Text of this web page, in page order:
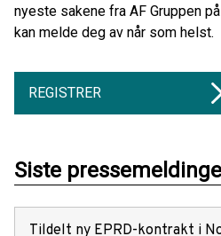
nyeste sakene fra AF Gruppen
kan melde deg av når som helst.
REGISTRER
Siste
Tildelt ny EPRD-kontrakt i